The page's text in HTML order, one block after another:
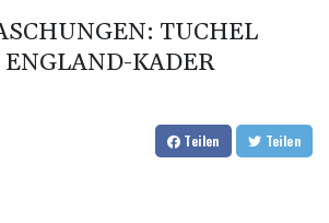
der Grenze zwischen Rumänien und
um seinen Vater
TUCHEL
KADER
Teilen Teilen